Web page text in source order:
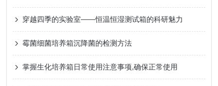
穿越四季的实验室——恒温恒湿测试箱的科研魅力
霉菌细菌培养箱沉降菌的检测方法
掌握生化培养箱日常使用注意事项,确保正常使用